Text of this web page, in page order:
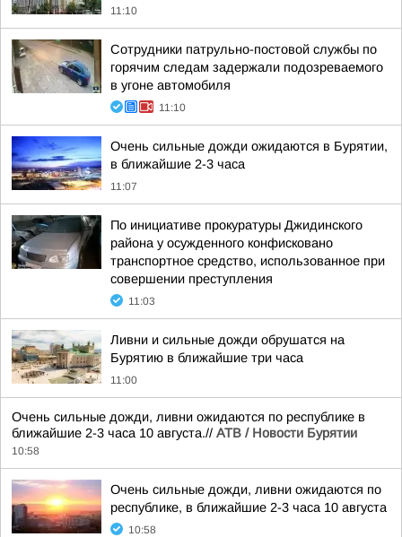
11:10
Сотрудники патрульно-постовой службы по
горячим следам задержали подозреваемого
в угоне автомобиля
11:10
Очень сильные дожди ожидаются в Бурятии,
в ближайшие 2-3 часа
11:07
По инициативе прокуратуры Джидинского
района у осужденного конфисковано
транспортное средство, использованное при
совершении преступления
11:03
Ливни и сильные дожди обрушатся на
Бурятию в ближайшие три часа
11:00
Очень сильные дожди, ливни ожидаются по республике в
ближайшие 2-3 часа 10 августа.// АТВ / Новости Бурятии
10:58
Очень сильные дожди, ливни ожидаются по
республике, в ближайшие 2-3 часа 10 августа
10:58